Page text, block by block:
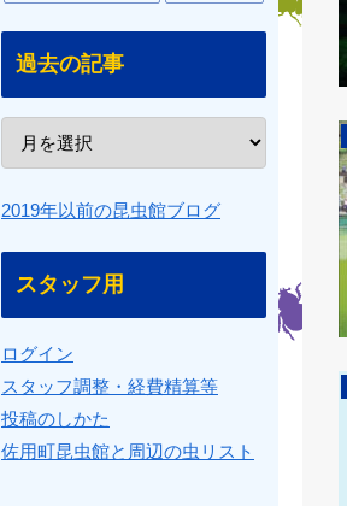
過去の記事
2019年以前の昆虫館ブログ
スタッフ用
ログイン
スタッフ調整・経費精算等
投稿のしかた
佐用町昆虫館と周辺の虫リスト